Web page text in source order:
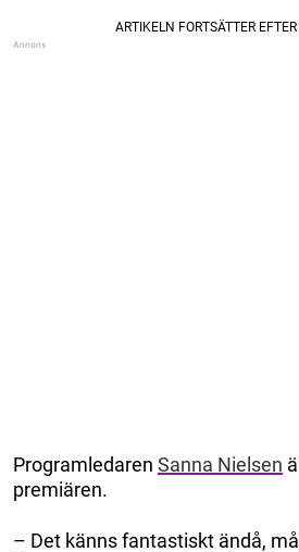
Programledaren Sanna Nielsen
premiären.
– Det känns fantastiskt ändå,